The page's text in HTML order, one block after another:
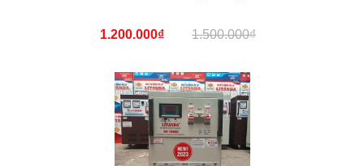
1.200.000₫ 1.500.000₫